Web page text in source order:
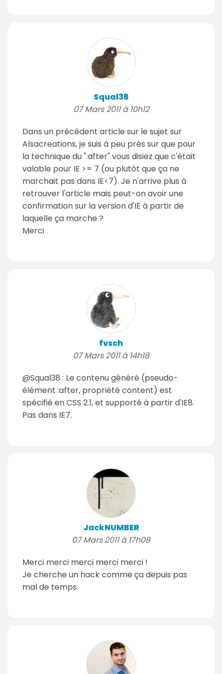
Squal38
07 Mars 2011 à 10h12
Dans un précédent article sur le sujet sur
Alsacreations, je suis à peu près sur que pour
la technique du ":after" vous disiez que c'était
valable pour IE >= 7 (ou plutôt que ça ne
marchait pas dans IE<7). Je n'arrive plus à
retrouver l'article mais peut-on avoir une
confirmation sur la version d'IE à partir de
laquelle ça marche ?
Merci
fvsch
07 Mars 2011 à 14h18
@Squal38 : Le contenu généré (pseudo-
élément :after, propriété content) est
spécifié en CSS 2.1, et supporté à partir d'IE8.
Pas dans IE7.
JackNUMBER
07 Mars 2011 à 17h08
Merci merci merci merci merci !
Je cherche un hack comme ça depuis pas
mal de temps.